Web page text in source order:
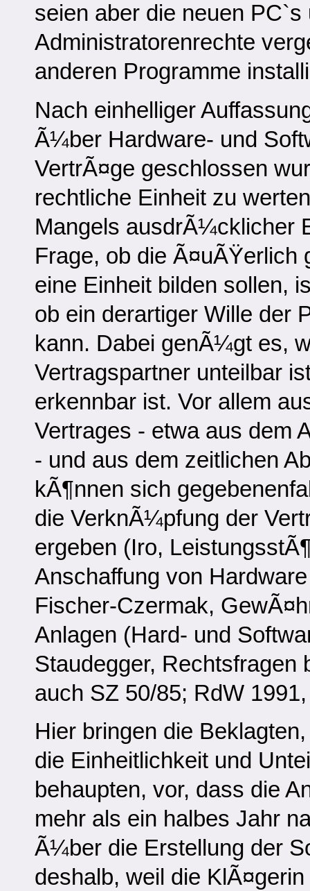
seien aber die neuen
Administratorenrechte
anderen Programme
Nach einhelliger
Ã¼ber Hardware- und
VertrÃ¤ge geschlossen
rechtliche Einheit zu
Mangels ausdrÃ¼cklicher
Frage, ob die Ã¤uÃŸerlich
eine Einheit bilden sollen,
ob ein derartiger Wille der
kann. Dabei genÃ¼gt es,
Vertragspartner unteilbar
erkennbar ist. Vor allem
Vertrages - etwa aus dem
- und aus dem zeitlichen
kÃ¶nnen sich
die VerknÃ¼pfung der
ergeben (Iro,
Anschaffung von
Fischer-Czermak,
Anlagen (Hard- und
Staudegger, Rechtsfragen
auch SZ 50/85; RdW
Hier bringen die
die Einheitlichkeit und
behaupten, vor, dass die
mehr als ein halbes Jahr
Ã¼ber die Erstellung der
deshalb, weil die